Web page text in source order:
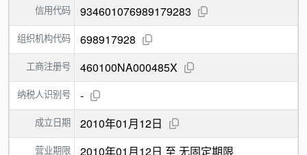
信用代码 934601076989179283
组织机构代码 698917928
工商注册号 460100NA000485X
纳税人识别号 -
成立日期 2010年01月12日
营业期限 2010年01月12日 至 无固定期限